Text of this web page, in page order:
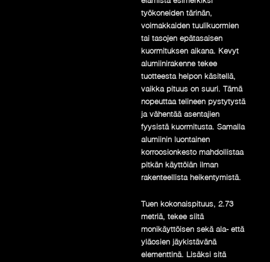
työkoneiden tärinän,
voimakkaiden tuulikuormien
tai tasojen epätasaisen
kuormituksen aikana. Kevyt
alumiinirakenne tekee
tuotteesta helpon käsitellä,
vaikka pituus on suuri. Tämä
nopeuttaa telineen pystytystä
ja vähentää asentajien
fyysistä kuormitusta. Samalla
alumiinin luontainen
korroosionkesto mahdollistaa
pitkän käyttöiän ilman
rakenteellista heikentymistä.
Tuen kokonaispituus, 2.73
metriä, tekee siitä
monikäyttöisen sekä ala- että
yläosien jäykistävänä
elementtinä. Lisäksi sitä